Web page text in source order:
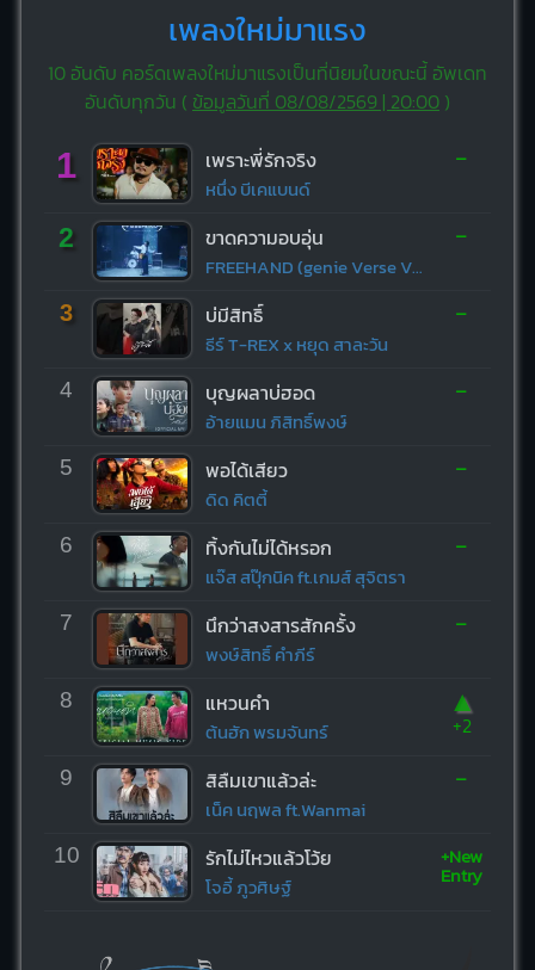
เพลงใหม่มาแรง
10 อันดับ คอร์ดเพลงใหม่มาแรงเป็นที่นิยมในขณะนี้ อัพเดท
อันดับทุกวัน ( ข้อมูลวันที่ 08/08/2569 | 20:00)
1 เพราะพี่รักจริง
หนึ่ง บีเคแบนด์
-
2 ขาดความอบอุ่น
FREEHAND (genie Verse Vol.1)
-
3 บ่มีสิทธิ์
ธีร์ T-REX x หยุด สาละวัน
-
4 บุญผลาบ่ฮอด
อ้ายแมน ภิสิทธิ์พงษ์
-
5 พอได้เสียว
ดิด คิตตี้
-
6 ทิ้งกันไม่ได้หรอก
แจ๊ส สปุ๊กนิค ft.เกมส์ สุจิตรา
-
7 นึกว่าสงสารสักครั้ง
พงษ์สิทธิ์ คำภีร์
-
8 แหวนคำ
ต้นฮัก พรมจันทร์
▲
+2
9 สิลืมเขาแล้วล่ะ
เน็ค นฤพล ft.Wanmai
-
10 รักไม่ไหวแล้วโว้ย
โจอี้ ภูวศิษฐ์
+New
Entry